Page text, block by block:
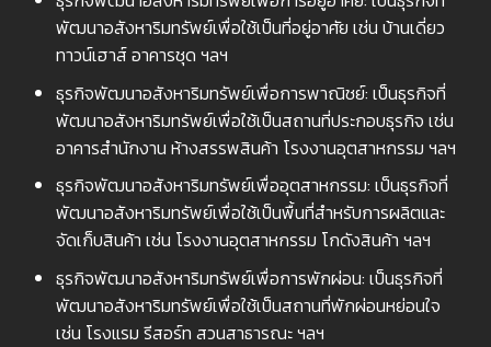
พัฒนาอสังหาริมทรัพย์เพื่อใช้เป็นที่อยู่อาศัย เช่น บ้านเดี่ยว
ทาวน์เฮาส์ อาคารชุด ฯลฯ
ธุรกิจพัฒนาอสังหาริมทรัพย์เพื่อการพาณิชย์: เป็นธุรกิจที่
พัฒนาอสังหาริมทรัพย์เพื่อใช้เป็นสถานที่ประกอบธุรกิจ เช่น
อาคารสำนักงาน ห้างสรรพสินค้า โรงงานอุตสาหกรรม ฯลฯ
ธุรกิจพัฒนาอสังหาริมทรัพย์เพื่ออุตสาหกรรม: เป็นธุรกิจที่
พัฒนาอสังหาริมทรัพย์เพื่อใช้เป็นพื้นที่สำหรับการผลิตและ
จัดเก็บสินค้า เช่น โรงงานอุตสาหกรรม โกดังสินค้า ฯลฯ
ธุรกิจพัฒนาอสังหาริมทรัพย์เพื่อการพักผ่อน: เป็นธุรกิจที่
พัฒนาอสังหาริมทรัพย์เพื่อใช้เป็นสถานที่พักผ่อนหย่อนใจ
เช่น โรงแรม รีสอร์ท สวนสาธารณะ ฯลฯ